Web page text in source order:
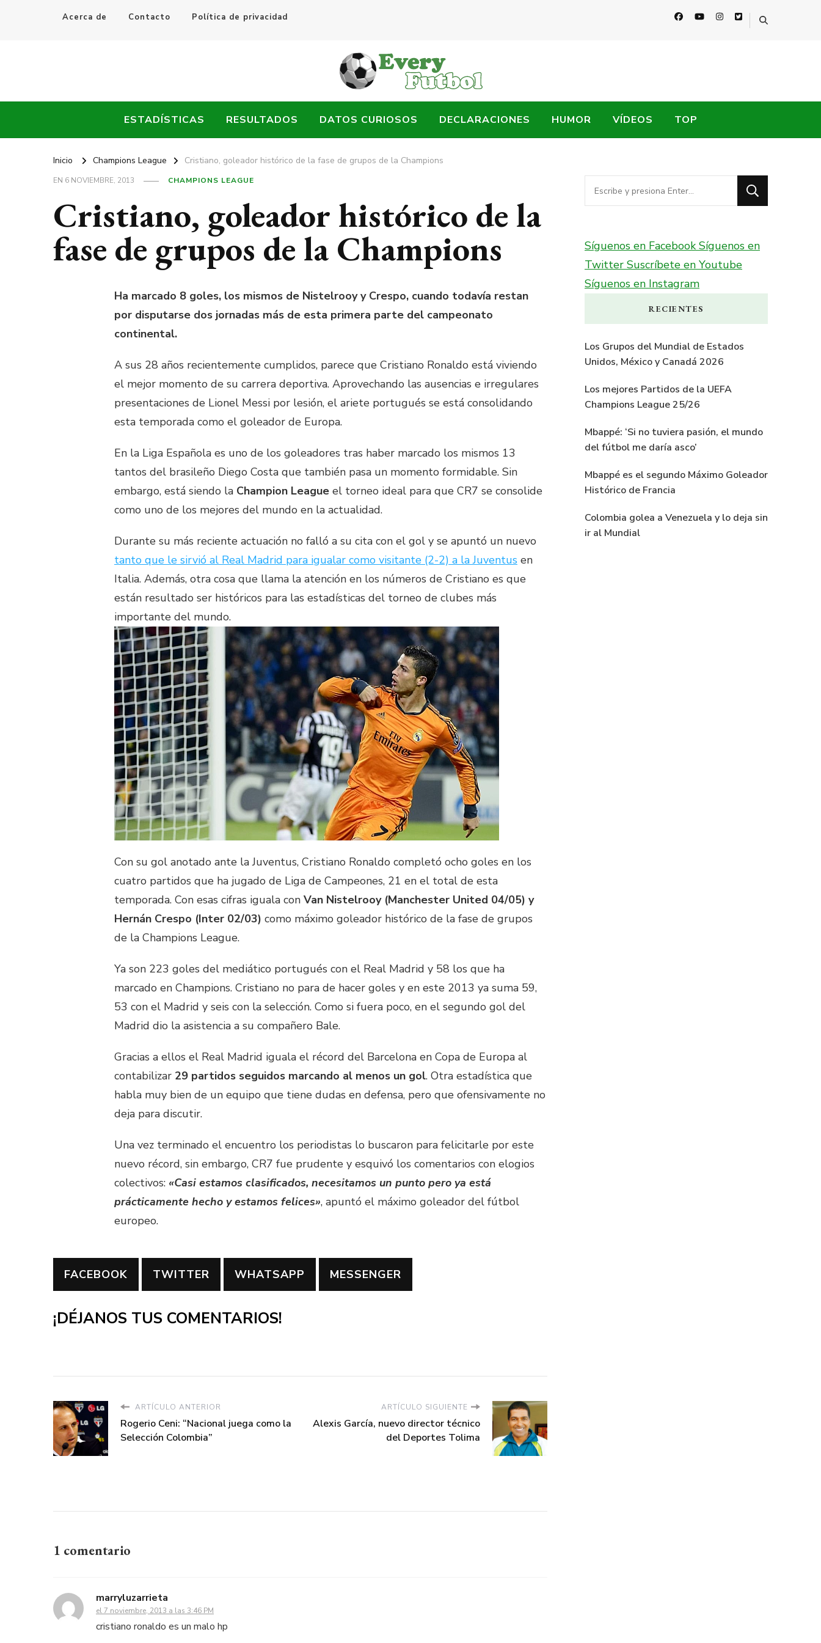
Acerca de Contacto Política de privacidad
Every Fútbol
ESTADÍSTICAS RESULTADOS DATOS CURIOSOS DECLARACIONES HUMOR VÍDEOS TOP
Inicio Champions League Cristiano, goleador histórico de la fase de grupos de la Champions
EN 6 NOVIEMBRE, 2013 CHAMPIONS LEAGUE
Cristiano, goleador histórico de la
fase de grupos de la Champions
Ha marcado 8 goles, los mismos de Nistelrooy y Crespo, cuando todavía restan
por disputarse dos jornadas más de esta primera parte del campeonato
continental.
A sus 28 años recientemente cumplidos, parece que Cristiano Ronaldo está viviendo
el mejor momento de su carrera deportiva. Aprovechando las ausencias e irregulares
presentaciones de Lionel Messi por lesión, el ariete portugués se está consolidando
esta temporada como el goleador de Europa.
En la Liga Española es uno de los goleadores tras haber marcado los mismos 13
tantos del brasileño Diego Costa que también pasa un momento formidable. Sin
embargo, está siendo la Champion League el torneo ideal para que CR7 se consolide
como uno de los mejores del mundo en la actualidad.
Durante su más reciente actuación no falló a su cita con el gol y se apuntó un nuevo
tanto que le sirvió al Real Madrid para igualar como visitante (2-2) a la Juventus en
Italia. Además, otra cosa que llama la atención en los números de Cristiano es que
están resultado ser históricos para las estadísticas del torneo de clubes más
importante del mundo.
Con su gol anotado ante la Juventus, Cristiano Ronaldo completó ocho goles en los
cuatro partidos que ha jugado de Liga de Campeones, 21 en el total de esta
temporada. Con esas cifras iguala con Van Nistelrooy (Manchester United 04/05) y
Hernán Crespo (Inter 02/03) como máximo goleador histórico de la fase de grupos
de la Champions League.
Ya son 223 goles del mediático portugués con el Real Madrid y 58 los que ha
marcado en Champions. Cristiano no para de hacer goles y en este 2013 ya suma 59,
53 con el Madrid y seis con la selección. Como si fuera poco, en el segundo gol del
Madrid dio la asistencia a su compañero Bale.
Gracias a ellos el Real Madrid iguala el récord del Barcelona en Copa de Europa al
contabilizar 29 partidos seguidos marcando al menos un gol. Otra estadística que
habla muy bien de un equipo que tiene dudas en defensa, pero que ofensivamente no
deja para discutir.
Una vez terminado el encuentro los periodistas lo buscaron para felicitarle por este
nuevo récord, sin embargo, CR7 fue prudente y esquivó los comentarios con elogios
colectivos: «Casi estamos clasificados, necesitamos un punto pero ya está
prácticamente hecho y estamos felices», apuntó el máximo goleador del fútbol
europeo.
FACEBOOK TWITTER WHATSAPP MESSENGER
¡DÉJANOS TUS COMENTARIOS!
ARTÍCULO ANTERIOR
Rogerio Ceni: “Nacional juega como la
Selección Colombia”
ARTÍCULO SIGUIENTE
Alexis García, nuevo director técnico
del Deportes Tolima
1 comentario
marryluzarrieta
el 7 noviembre, 2013 a las 3:46 PM
cristiano ronaldo es un malo hp
¿Buscas
algo?
Síguenos en FacebookSíguenos en
Twitter Suscríbete en Youtube
Síguenos en Instagram
RECIENTES
Los Grupos del Mundial de Estados
Unidos, México y Canadá 2026
Los mejores Partidos de la UEFA
Champions League 25/26
Mbappé: ‘Si no tuviera pasión, el mundo
del fútbol me daría asco’
Mbappé es el segundo Máximo Goleador
Histórico de Francia
Colombia golea a Venezuela y lo deja sin
ir al Mundial